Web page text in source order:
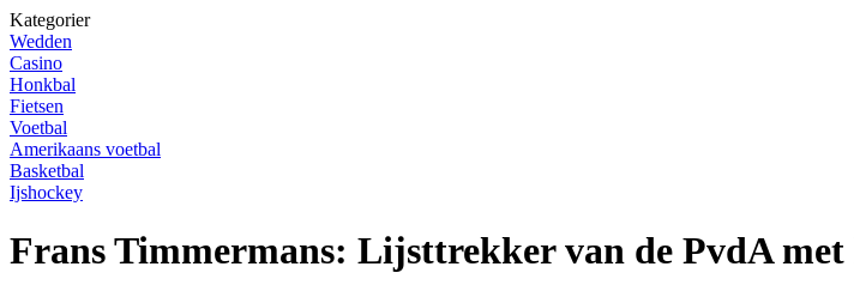
Kategorier
Wedden
Casino
Honkbal
Fietsen
Voetbal
Amerikaans voetbal
Basketbal
Ijshockey
Frans Timmermans: Lijsttrekker van de PvdA met